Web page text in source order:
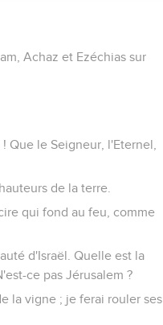
Achaz et Ezéchias sur
Que le Seigneur, l'Eternel,
de la terre.
qui fond au feu, comme
d'Israël. Quelle est la
ce pas Jérusalem ?
la vigne ; je ferai rouler ses